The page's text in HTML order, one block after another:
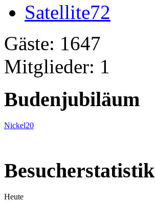
Satellite72
Gäste: 1647
Mitglieder: 1
Budenjubiläum
Nickel20
Besucherstatistik
Heute